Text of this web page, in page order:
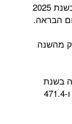
מתשלום דמי ההבראה שמשולם לעובדים בשנת 2025
הבראה.
מהשנה
בשנת
2023 בסכום של 418 שקלים במגזר הפרטי ו-471.4